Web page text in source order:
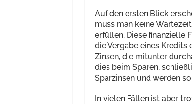
Auf den ersten Blick
muss man keine
erfüllen. Diese finanzielle
die Vergabe eines Kredits
Zinsen, die mitunter
dies beim Sparen,
Sparzinsen und werden
In vielen Fällen ist aber